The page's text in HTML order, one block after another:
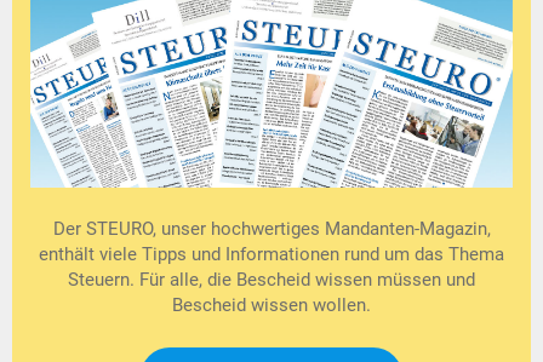
Der STEURO, unser hochwertiges Mandanten-Magazin,
enthält viele Tipps und Informationen rund um das Thema
Steuern. Für alle, die Bescheid wissen müssen und
Bescheid wissen wollen.